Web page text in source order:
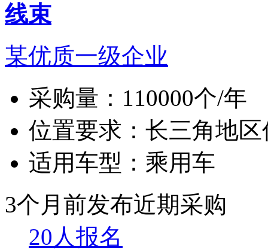
线束
某优质一级企业
采购量： 110000个/年
位置要求： 长三角地区
适用车型： 乘用车
3个月前发布近期采购
20人报名